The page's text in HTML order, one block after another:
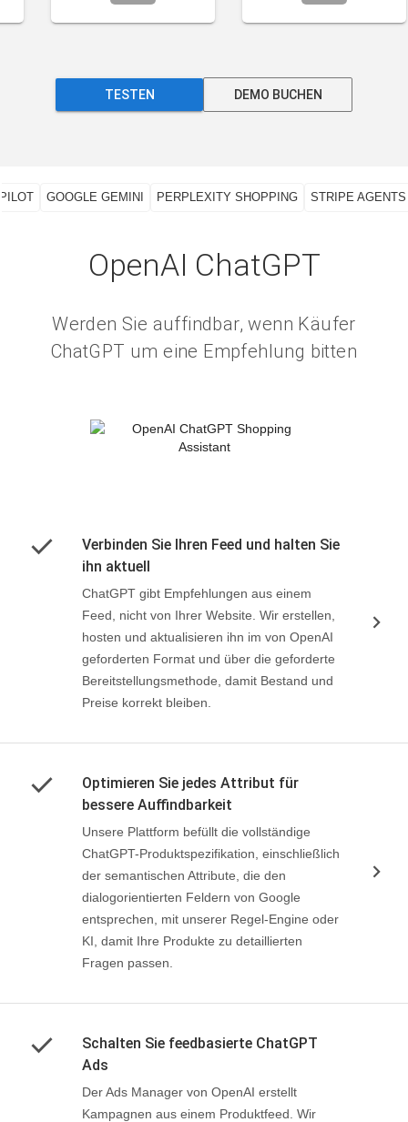
TESTEN DEMO BUCHEN
GOOGLE GEMINI PERPLEXITY SHOPPING STRIPE AGENTS
OpenAI ChatGPT
Werden Sie auffindbar, wenn Käufer
ChatGPT um eine Empfehlung bitten
Verbinden Sie Ihren Feed und halten Sie
ihn aktuell
ChatGPT gibt Empfehlungen aus einem
Feed, nicht von Ihrer Website. Wir erstellen,
hosten und aktualisieren ihn im von OpenAI
geforderten Format und über die geforderte
Bereitstellungsmethode, damit Bestand und
Preise korrekt bleiben.
Optimieren Sie jedes Attribut für
bessere Auffindbarkeit
Unsere Plattform befüllt die vollständige
ChatGPT-Produktspezifikation, einschließlich
der semantischen Attribute, die den
dialogorientierten Feldern von Google
entsprechen, mit unserer Regel-Engine oder
KI, damit Ihre Produkte zu detaillierten
Fragen passen.
Schalten Sie feedbasierte ChatGPT
Ads
Der Ads Manager von OpenAI erstellt
Kampagnen aus einem Produktfeed. Wir